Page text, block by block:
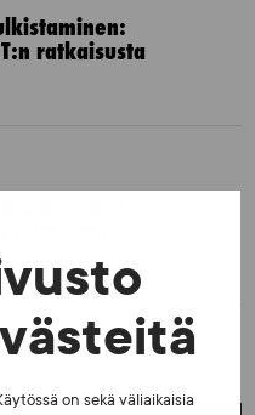
on sekä väliaikaisia
ratkaisusta
urheilun ja